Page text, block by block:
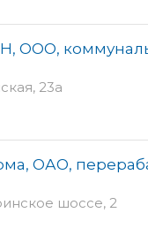
ООО,
23а
ОАО,
шоссе, 2